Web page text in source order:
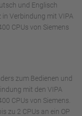
und Englisch
Verbindung mit VIPA
CPUs von Siemens
zum Bedienen und
mit den VIPA
CPUs von Siemens.
zu 2 CPUs an ein OP